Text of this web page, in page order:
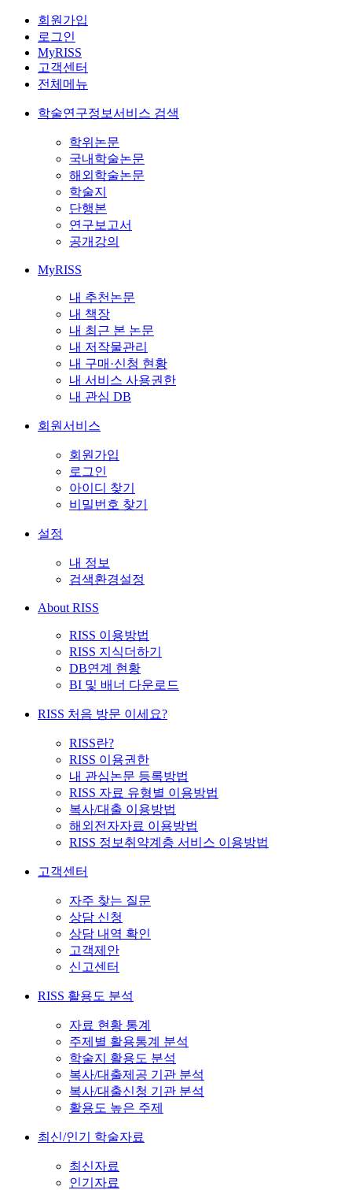
회원가입
로그인
MyRISS
고객센터
전체메뉴
학술연구정보서비스 검색
학위논문
국내학술논문
해외학술논문
학술지
단행본
연구보고서
공개강의
MyRISS
내 추천논문
내 책장
내 최근 본 논문
내 저작물관리
내 구매·신청 현황
내 서비스 사용권한
내 관심 DB
회원서비스
회원가입
로그인
아이디 찾기
비밀번호 찾기
설정
내 정보
검색환경설정
About RISS
RISS 이용방법
RISS 지식더하기
DB연계 현황
BI 및 배너 다운로드
RISS 처음 방문 이세요?
RISS란?
RISS 이용권한
내 관심논문 등록방법
RISS 자료 유형별 이용방법
복사/대출 이용방법
해외전자자료 이용방법
RISS 정보취약계층 서비스 이용방법
고객센터
자주 찾는 질문
상담 신청
상담 내역 확인
고객제안
신고센터
RISS 활용도 분석
자료 현황 통계
주제별 활용통계 분석
학술지 활용도 분석
복사/대출제공 기관 분석
복사/대출신청 기관 분석
활용도 높은 주제
최신/인기 학술자료
최신자료
인기자료